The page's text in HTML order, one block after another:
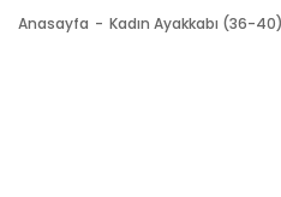
Anasayfa Kadın Ayakkabı (36-40)